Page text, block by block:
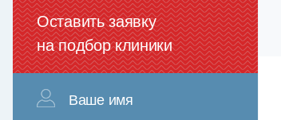
Оставить заявку
на подбор клиники
Ваше имя